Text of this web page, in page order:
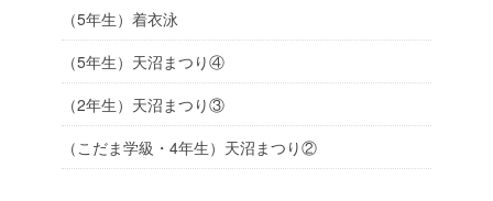
（5年生）着衣泳
（5年生）天沼まつり④
（2年生）天沼まつり③
（こだま学級・4年生）天沼まつり②